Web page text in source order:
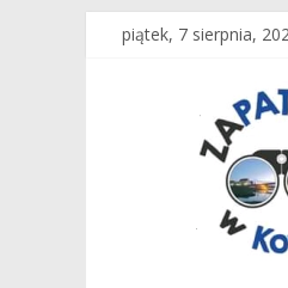
Przejdźpiątek, 7 sierpnia,
Konin